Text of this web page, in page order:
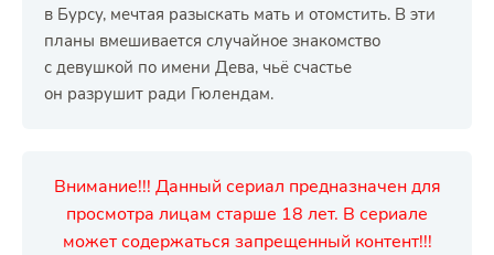
в Бурсу, мечтая разыскать мать и отомстить. В эти
планы вмешивается случайное знакомство
с девушкой по имени Дева, чьё счастье
он разрушит ради Гюлендам.
Внимание!!! Данный сериал предназначен для
просмотра лицам старше 18 лет. В сериале
может содержаться запрещенный контент!!!